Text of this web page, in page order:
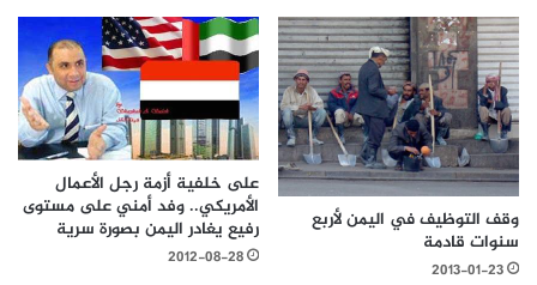
وقف التوظيف في اليمن لأربع
سنوات قادمة
2013-01-23
على خلفية أزمة رجل الأعمال
الأمريكي.. وفد أمني على مستوى
رفيع يغادر اليمن بصورة سرية
2012-08-28